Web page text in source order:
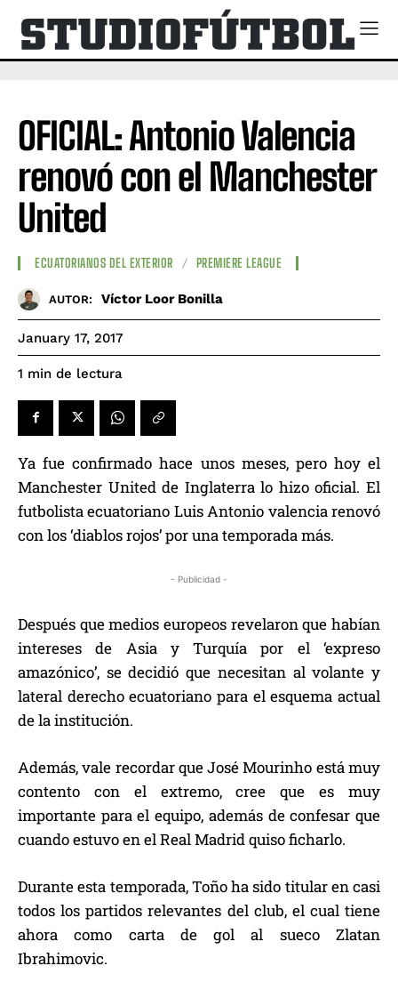
OFICIAL: Antonio Valencia
renovó con el Manchester
United
ECUATORIANOS DEL EXTERIOR PREMIERE LEAGUE
AUTOR: Víctor Loor Bonilla
January 17, 2017
1 min de lectura
Ya fue confirmado hace unos meses, pero hoy el
Manchester United de Inglaterra lo hizo oficial. El
futbolista ecuatoriano Luis Antonio valencia renovó
con los ‘diablos rojos’ por una temporada más.
- Publicidad -
Después que medios europeos revelaron que habían
intereses de Asia y Turquía por el ‘expreso
amazónico’, se decidió que necesitan al volante y
lateral derecho ecuatoriano para el esquema actual
de la institución.
Además, vale recordar que José Mourinho está muy
contento con el extremo, cree que es muy
importante para el equipo, además de confesar que
cuando estuvo en el Real Madrid quiso ficharlo.
Durante esta temporada, Toño ha sido titular en casi
todos los partidos relevantes del club, el cual tiene
ahora como carta de gol al sueco Zlatan
Ibrahimovic.